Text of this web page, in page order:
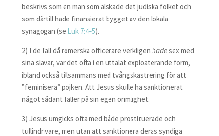
beskrivs som en man som älskade det judiska folket och
som därtill hade finansierat bygget av den lokala
synagogan (se Luk 7:4–5).
2) I de fall då romerska officerare verkligen hadesex med
sina slavar, var det ofta i en uttalat exploaterande form,
ibland också tillsammans med tvångskastrering för att
”feminisera” pojken. Att Jesus skulle ha sanktionerat
något sådant faller på sin egen orimlighet.
3) Jesus umgicks ofta med både prostituerade och
tullindrivare, men utan att sanktionera deras syndiga